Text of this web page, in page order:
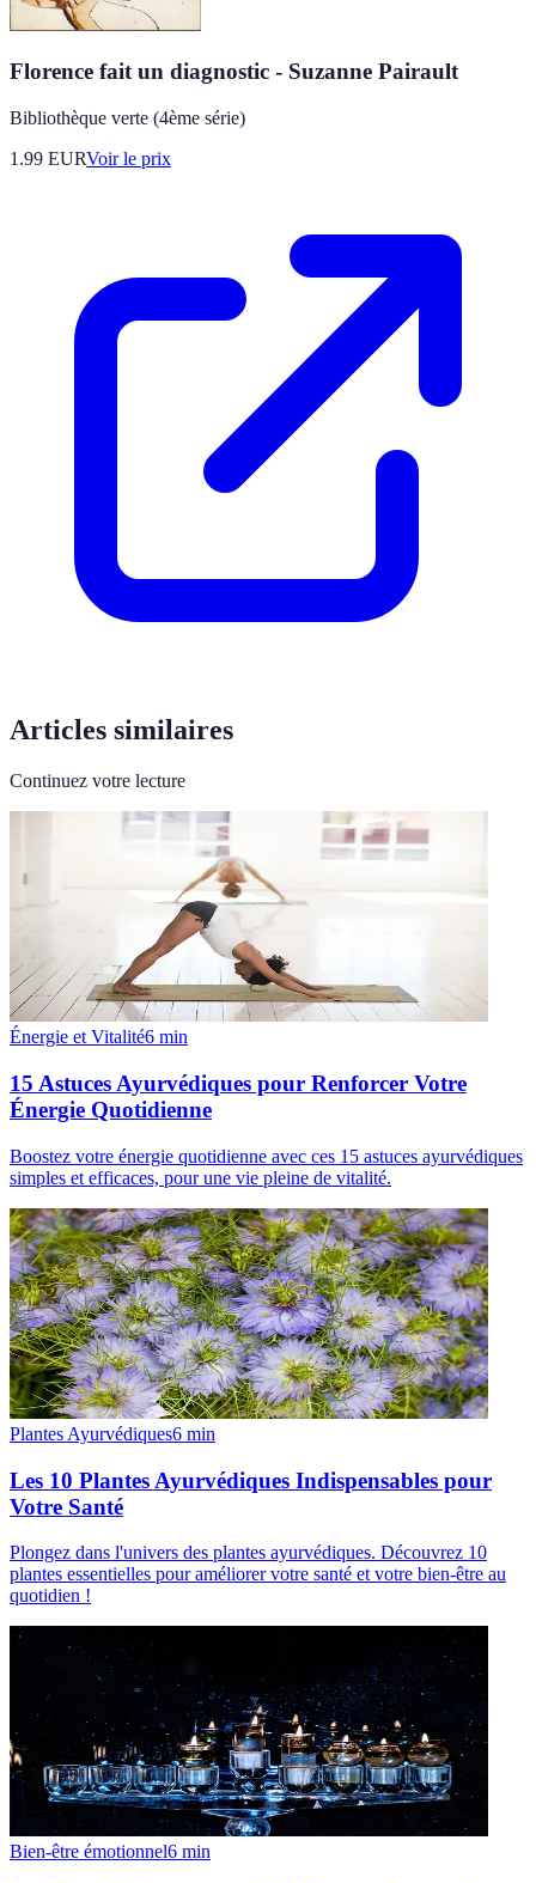
Florence fait un diagnostic - Suzanne Pairault
Bibliothèque verte (4ème série)
1.99 EURVoir le prix
Articles similaires
Continuez votre lecture
Énergie et Vitalité6 min
15 Astuces Ayurvédiques pour Renforcer Votre
Énergie Quotidienne
Boostez votre énergie quotidienne avec ces 15 astuces ayurvédiques
simples et efficaces, pour une vie pleine de vitalité.
Plantes Ayurvédiques6 min
Les 10 Plantes Ayurvédiques Indispensables pour
Votre Santé
Plongez dans l'univers des plantes ayurvédiques. Découvrez 10
plantes essentielles pour améliorer votre santé et votre bien-être au
quotidien !
Bien-être émotionnel6 min